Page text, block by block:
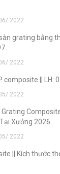
2022
grating bằng
2022
composite || LH:
2022
Xưởng 2026
2022
|| Kích thước